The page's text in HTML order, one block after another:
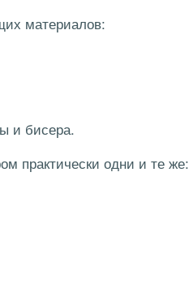
материалов:
и бисера.
практически одни и те же: